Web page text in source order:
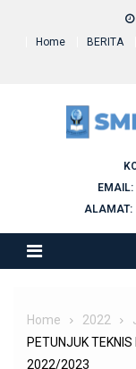
Home
BERITA
EMAIL:
ALAMAT:
Home 2022
PETUNJUK
2022/2023